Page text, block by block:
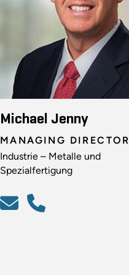
Michael Jenny
MANAGING DIRECTOR
Industrie – Metalle und
Spezialfertigung